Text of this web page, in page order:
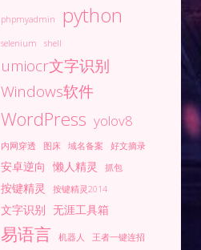
phpmyadmin python
selenium shell
umiocr文字识别
Windows软件
WordPress yolov8
内网穿透 图床 域名备案 好文摘录
安卓逆向 懒人精灵 抓包
按键精灵 按键精灵2014
文字识别 无涯工具箱
易语言 机器人 王者一键连招